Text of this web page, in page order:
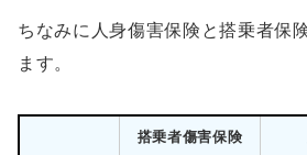
ちなみに人身傷害保険と搭乗者保
ます。
搭乗者傷害保険